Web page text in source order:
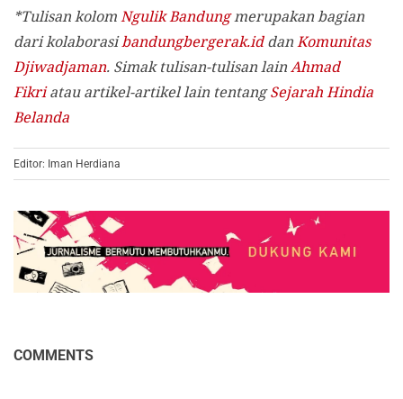
*Tulisan kolomNgulik Bandungmerupakan bagian
dari kolaborasibandungbergerak.iddanKomunitas
Djiwadjaman. Simak tulisan-tulisan lainAhmad
Fikriatau artikel-artikel lain tentangSejarah Hindia
Belanda
Editor: Iman Herdiana
COMMENTS